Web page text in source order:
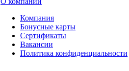
Компания
Бонусные карты
Сертификаты
Вакансии
Политика конфиденциальности